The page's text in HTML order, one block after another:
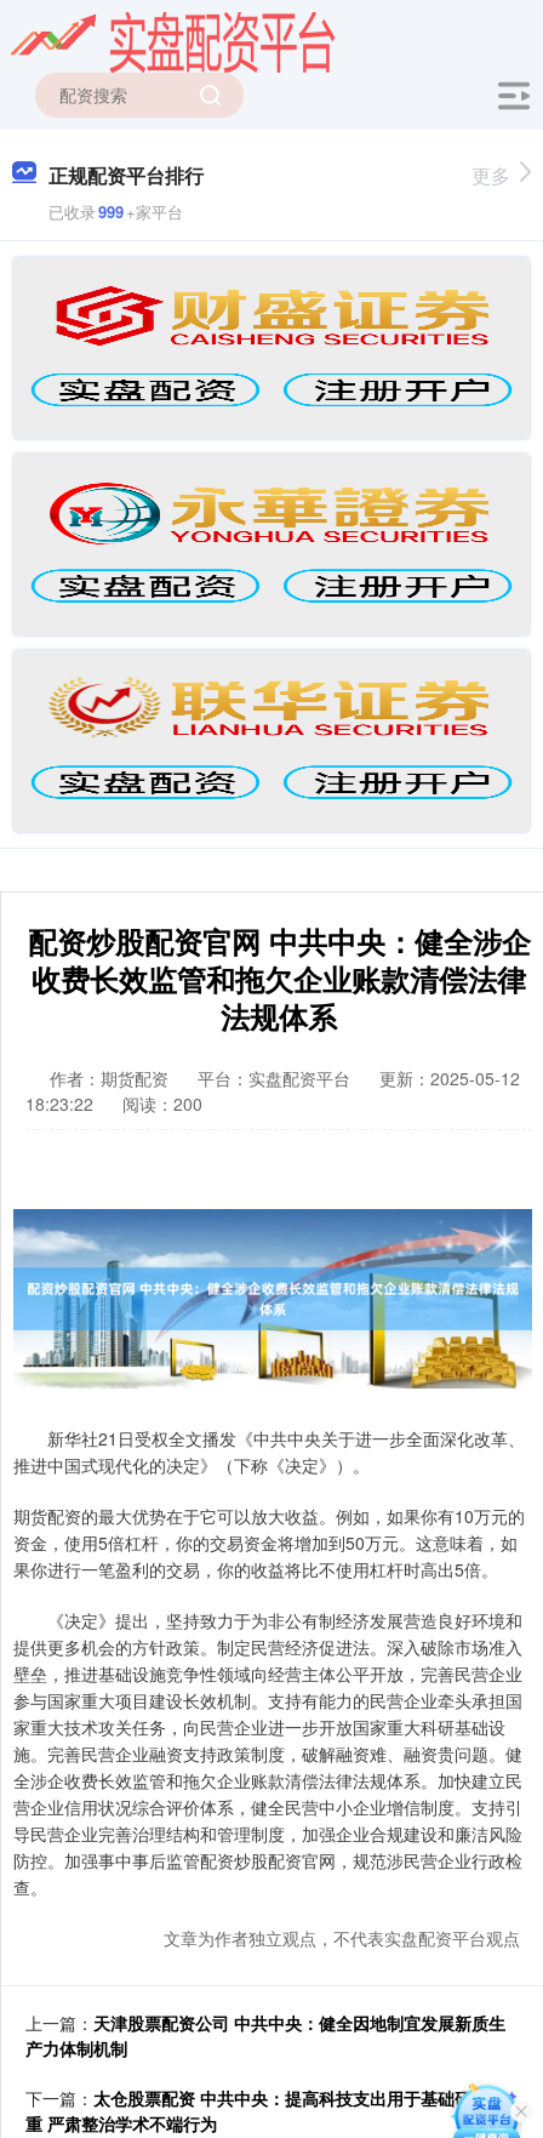
正规配资平台排行
已收录999+家平台
更多
配资炒股配资官网 中共中央：健全涉企
收费长效监管和拖欠企业账款清偿法律
法规体系
作者：期货配资 平台：实盘配资平台
更新：2025-05-12
18:23:22
阅读：200
新华社21日受权全文播发《中共中央关于进一步全面深化改革、
推进中国式现代化的决定》（下称《决定》）。
期货配资的最大优势在于它可以放大收益。例如，如果你有10万元的
资金，使用5倍杠杆，你的交易资金将增加到50万元。这意味着，如
果你进行一笔盈利的交易，你的收益将比不使用杠杆时高出5倍。
《决定》提出，坚持致力于为非公有制经济发展营造良好环境和
提供更多机会的方针政策。制定民营经济促进法。深入破除市场准入
壁垒，推进基础设施竞争性领域向经营主体公平开放，完善民营企业
参与国家重大项目建设长效机制。支持有能力的民营企业牵头承担国
家重大技术攻关任务，向民营企业进一步开放国家重大科研基础设
施。完善民营企业融资支持政策制度，破解融资难、融资贵问题。健
全涉企收费长效监管和拖欠企业账款清偿法律法规体系。加快建立民
营企业信用状况综合评价体系，健全民营中小企业增信制度。支持引
导民营企业完善治理结构和管理制度，加强企业合规建设和廉洁风险
防控。加强事中事后监管配资炒股配资官网，规范涉民营企业行政检
查。
文章为作者独立观点，不代表实盘配资平台观点
上一篇： 天津股票配资公司 中共中央：健全因地制宜发展新质生
产力体制机制
下一篇： 太仓股票配资 中共中央：提高科技支出用于基础研究比
重 严肃整治学术不端行为